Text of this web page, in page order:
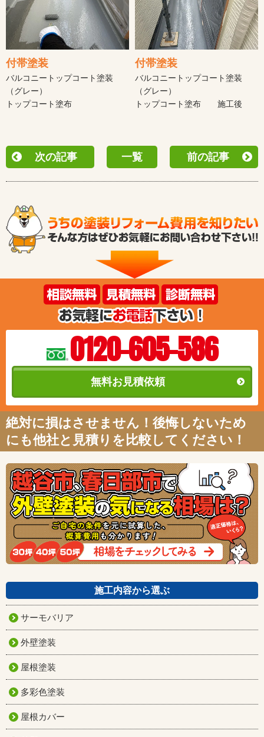
付帯塗装
バルコニートップコート塗装
（グレー）
トップコート塗布
付帯塗装
バルコニートップコート塗装
（グレー）
トップコート塗布 施工後
次の記事 一覧 前の記事
0120-605-586
無料お見積依頼
絶対に損はさせません！後悔しないため
にも他社と見積りを比較してください！
施工内容から選ぶ
サーモバリア
外壁塗装
屋根塗装
多彩色塗装
屋根カバー